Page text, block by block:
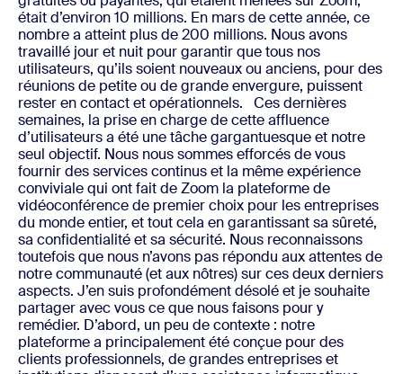
était d’environ 10 millions. En mars de cette année, ce
nombre a atteint plus de 200 millions. Nous avons
travaillé jour et nuit pour garantir que tous nos
utilisateurs, qu’ils soient nouveaux ou anciens, pour des
réunions de petite ou de grande envergure, puissent
rester en contact et opérationnels.
Ces dernières
semaines, la prise en charge de cette affluence
d’utilisateurs a été une tâche gargantuesque et notre
seul objectif. Nous nous sommes efforcés de vous
fournir des services continus et la même expérience
conviviale qui ont fait de Zoom la plateforme de
vidéoconférence de premier choix pour les entreprises
du monde entier, et tout cela en garantissant sa sûreté,
sa confidentialité et sa sécurité. Nous reconnaissons
toutefois que nous n’avons pas répondu aux attentes de
notre communauté (et aux nôtres) sur ces deux derniers
aspects. J’en suis profondément désolé et je souhaite
partager avec vous ce que nous faisons pour y
remédier. D’abord, un peu de contexte : notre
plateforme a principalement été conçue pour des
clients professionnels, de grandes entreprises et